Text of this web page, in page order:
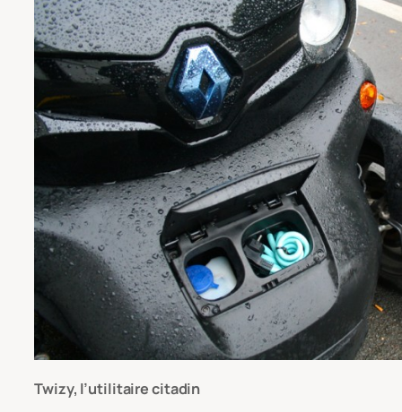
Twizy, l’utilitaire citadin